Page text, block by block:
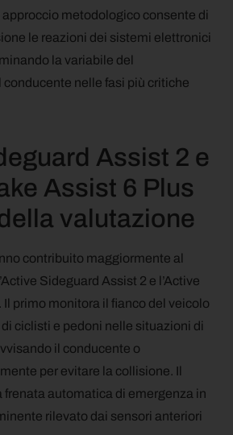
metodologico consente di
le reazioni dei sistemi elettronici
la variabile del
nelle fasi più critiche
Assist 2 e
Assist 6 Plus
valutazione
contribuito maggiormente al
Sideguard Assist 2 e l’Active
Il primo monitora il fianco del veicolo
ciclisti e pedoni nelle situazioni di
il conducente o
per evitare la collisione. Il
frenata automatica di emergenza in
rilevato dai sensori anteriori